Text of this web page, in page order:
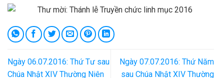
Ngày 06.07.2016: Thứ Tư sau
Chúa Nhật XIV Thường Niên
Ngày 07.07.2016: Thứ Năm
sau Chúa Nhật XIV Thường